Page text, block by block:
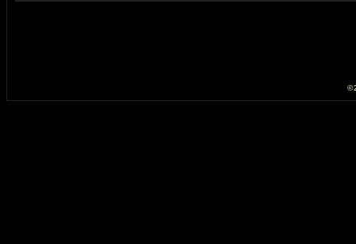
©